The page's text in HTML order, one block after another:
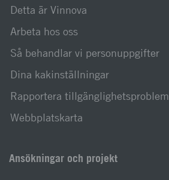
Detta är Vinnova
Arbeta hos oss
Så behandlar vi personuppgifter
Dina kakinställningar
Rapportera tillgänglighetsproblem
Webbplatskarta
Ansökningar och projekt